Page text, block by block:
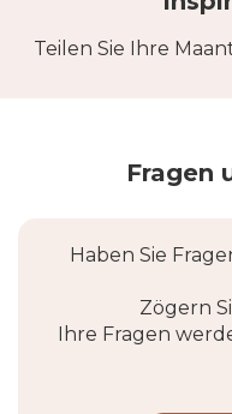
Teilen Sie Ihre
Fragen
Haben Sie
Zögern
Ihre Fragen